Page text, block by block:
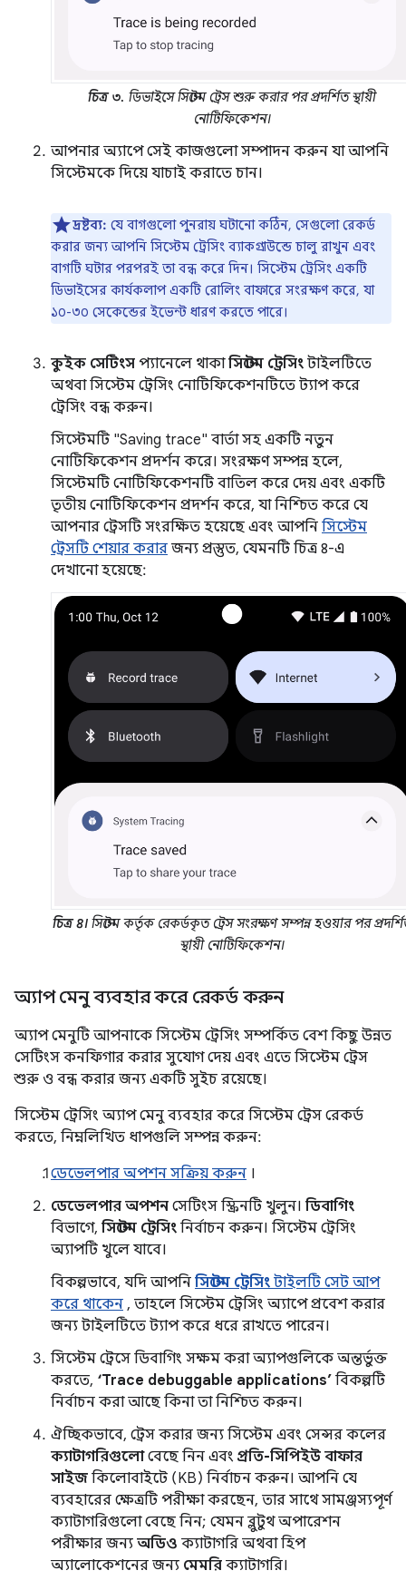
চিত্র ৩. ডিভাইসে সিস্টেম ট্রেস শুরু করার পর প্রদর্শিত স্থায়ী
নোটিফিকেশন।
আপনার অ্যাপে সেই কাজগুলো সম্পাদন করুন যা আপনি
সিস্টেমকে দিয়ে যাচাই করাতে চান।
দ্রষ্টব্য: যে বাগগুলো পুনরায় ঘটানো কঠিন, সেগুলো রেকর্ড
করার জন্য আপনি সিস্টেম ট্রেসিং ব্যাকগ্রাউন্ডে চালু রাখুন এবং
বাগটি ঘটার পরপরই তা বন্ধ করে দিন। সিস্টেম ট্রেসিং একটি
ডিভাইসের কার্যকলাপ একটি রোলিং বাফারে সংরক্ষণ করে, যা
১০-৩০ সেকেন্ডের ইভেন্ট ধারণ করতে পারে।
কুইক সেটিংস প্যানেলে থাকাসিস্টেম ট্রেসিং টাইলটিতে
অথবা সিস্টেম ট্রেসিং নোটিফিকেশনটিতে ট্যাপ করে
ট্রেসিং বন্ধ করুন।
সিস্টেমটি "Saving trace" বার্তা সহ একটি নতুন
নোটিফিকেশন প্রদর্শন করে। সংরক্ষণ সম্পন্ন হলে,
সিস্টেমটি নোটিফিকেশনটি বাতিল করে দেয় এবং একটি
তৃতীয় নোটিফিকেশন প্রদর্শন করে, যা নিশ্চিত করে যে
আপনার ট্রেসটি সংরক্ষিত হয়েছে এবং আপনি সিস্টেম
ট্রেসটি শেয়ার করার জন্য প্রস্তুত, যেমনটি চিত্র ৪-এ
দেখানো হয়েছে:
চিত্র ৪।সিস্টেম কর্তৃক রেকর্ডকৃত ট্রেস সংরক্ষণ সম্পন্ন হওয়ার পর
স্থায়ী নোটিফিকেশন।
অ্যাপ মেনু ব্যবহার করে রেকর্ড করুন
অ্যাপ মেনুটি আপনাকে সিস্টেম ট্রেসিং সম্পর্কিত বেশ কিছু উন্নত
সেটিংস কনফিগার করার সুযোগ দেয় এবং এতে সিস্টেম ট্রেস
শুরু ও বন্ধ করার জন্য একটি সুইচ রয়েছে।
সিস্টেম ট্রেসিং অ্যাপ মেনু ব্যবহার করে সিস্টেম ট্রেস রেকর্ড
করতে, নিম্নলিখিত ধাপগুলি সম্পন্ন করুন:
ডেভেলপার অপশন সক্রিয় করুন ।
ডেভেলপার অপশন সেটিংস স্ক্রিনটি খুলুন। ডিবাগিং
বিভাগে, সিস্টেম ট্রেসিং নির্বাচন করুন। সিস্টেম ট্রেসিং
অ্যাপটি খুলে যাবে।
বিকল্পভাবে, যদি আপনি সিস্টেম ট্রেসিং টাইলটি সেট আপ
করে থাকেন , তাহলে সিস্টেম ট্রেসিং অ্যাপে প্রবেশ করার
জন্য টাইলটিতে ট্যাপ করে ধরে রাখতে পারেন।
সিস্টেম ট্রেসে ডিবাগিং সক্ষম করা অ্যাপগুলিকে অন্তর্ভুক্ত
করতে, ‘Trace debuggable applications’ বিকল্পটি
নির্বাচন করা আছে কিনা তা নিশ্চিত করুন।
ঐচ্ছিকভাবে, ট্রেস করার জন্য সিস্টেম এবং সেন্সর কলের
ক্যাটাগরিগুলোবেছে নিন এবং প্রতি-সিপিইউ বাফার
সাইজ কিলোবাইটে (KB) নির্বাচন করুন। আপনি যে
ব্যবহারের ক্ষেত্রটি পরীক্ষা করছেন, তার সাথে সামঞ্জস্যপূর্ণ
ক্যাটাগরিগুলো বেছে নিন; যেমন ব্লুটুথ অপারেশন
পরীক্ষার জন্য অডিও ক্যাটাগরি অথবা হিপ
অ্যালোকেশনের জন্য মেমরি ক্যাটাগরি।